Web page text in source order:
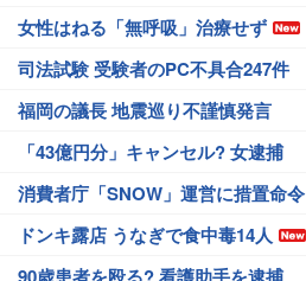
女性はねる「無呼吸」治療せず
司法試験 受験者のPC不具合247件
福岡の議長 地震巡り不謹慎発言
「43億円分」キャンセル? 女逮捕
消費者庁「SNOW」運営に措置命令
ドンキ露店 うなぎで食中毒14人